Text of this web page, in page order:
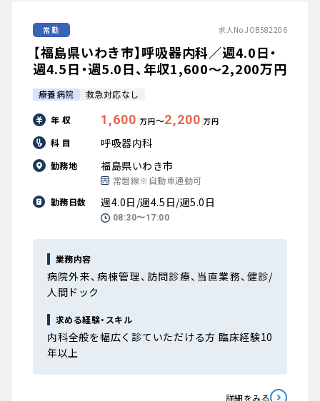
常勤 求人No.JOB582206
【福島県いわき市】呼吸器内科／週4.0日・
週4.5日・週5.0日、年収1,600〜2,200万円
療養病院 救急対応なし
年 収 1,600 万円〜2,200 万円
科 目 呼吸器内科
勤務地 福島県いわき市
常磐線※自動車通勤可
勤務日数
週4.0日/週4.5日/週5.0日
08:30〜17:00
業務内容
病院外来、病棟管理、訪問診療、当直業務、健診/
人間ドック
求める経験・スキル
内科全般を幅広く診ていただける方 臨床経験10
年以上
詳細をみる